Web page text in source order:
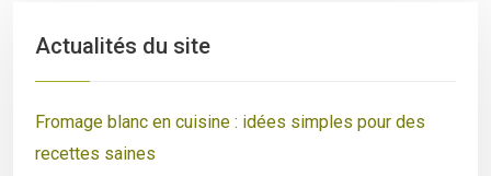
Actualités du site
Fromage blanc en cuisine : idées simples pour des
recettes saines